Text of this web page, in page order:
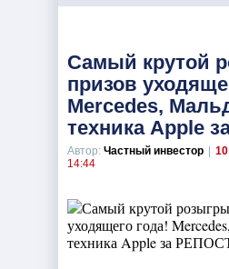
Самый крутой
призов
Mercedes,
техника Apple
Автор: Частный инвестор
14:44